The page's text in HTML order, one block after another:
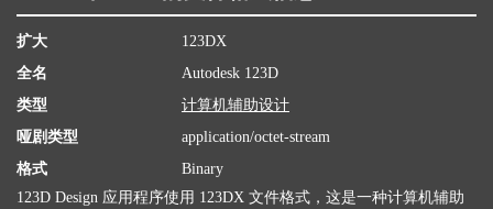
扩大
123DX
全名
Autodesk 123D
类型
计算机辅助设计
哑剧类型
application/octet-stream
格式
Binary
123D Design 应用程序使用 123DX 文件格式，这是一种计算机辅助